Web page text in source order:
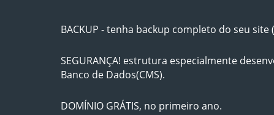
BACKUP - tenha backup completo do seu
SEGURANÇA! estrutura especialmente
Banco de Dados(CMS).
DOMÍNIO GRÁTIS, no primeiro ano.